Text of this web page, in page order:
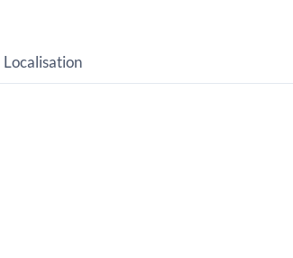
Localisation